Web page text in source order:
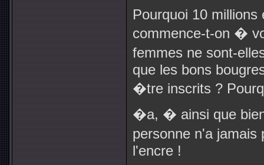
Pourquoi 10
commence-t-on �
femmes ne sont-
que les bons
�tre inscrits ?
�a, � ainsi que
personne n'a
l'encre !